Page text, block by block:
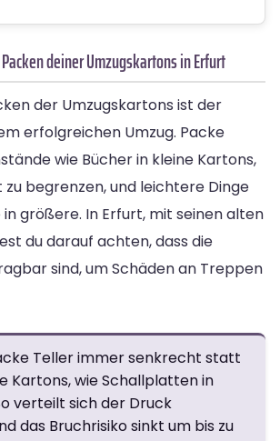
deiner Umzugskartons in Erfurt
der Umzugskartons ist der
erfolgreichen Umzug. Packe
wie Bücher in kleine Kartons,
begrenzen, und leichtere Dinge
größere. In Erfurt, mit seinen alten
du darauf achten, dass die
sind, um Schäden an Treppen
Teller immer senkrecht statt
Kartons, wie Schallplatten in
verteilt sich der Druck
das Bruchrisiko sinkt um bis zu